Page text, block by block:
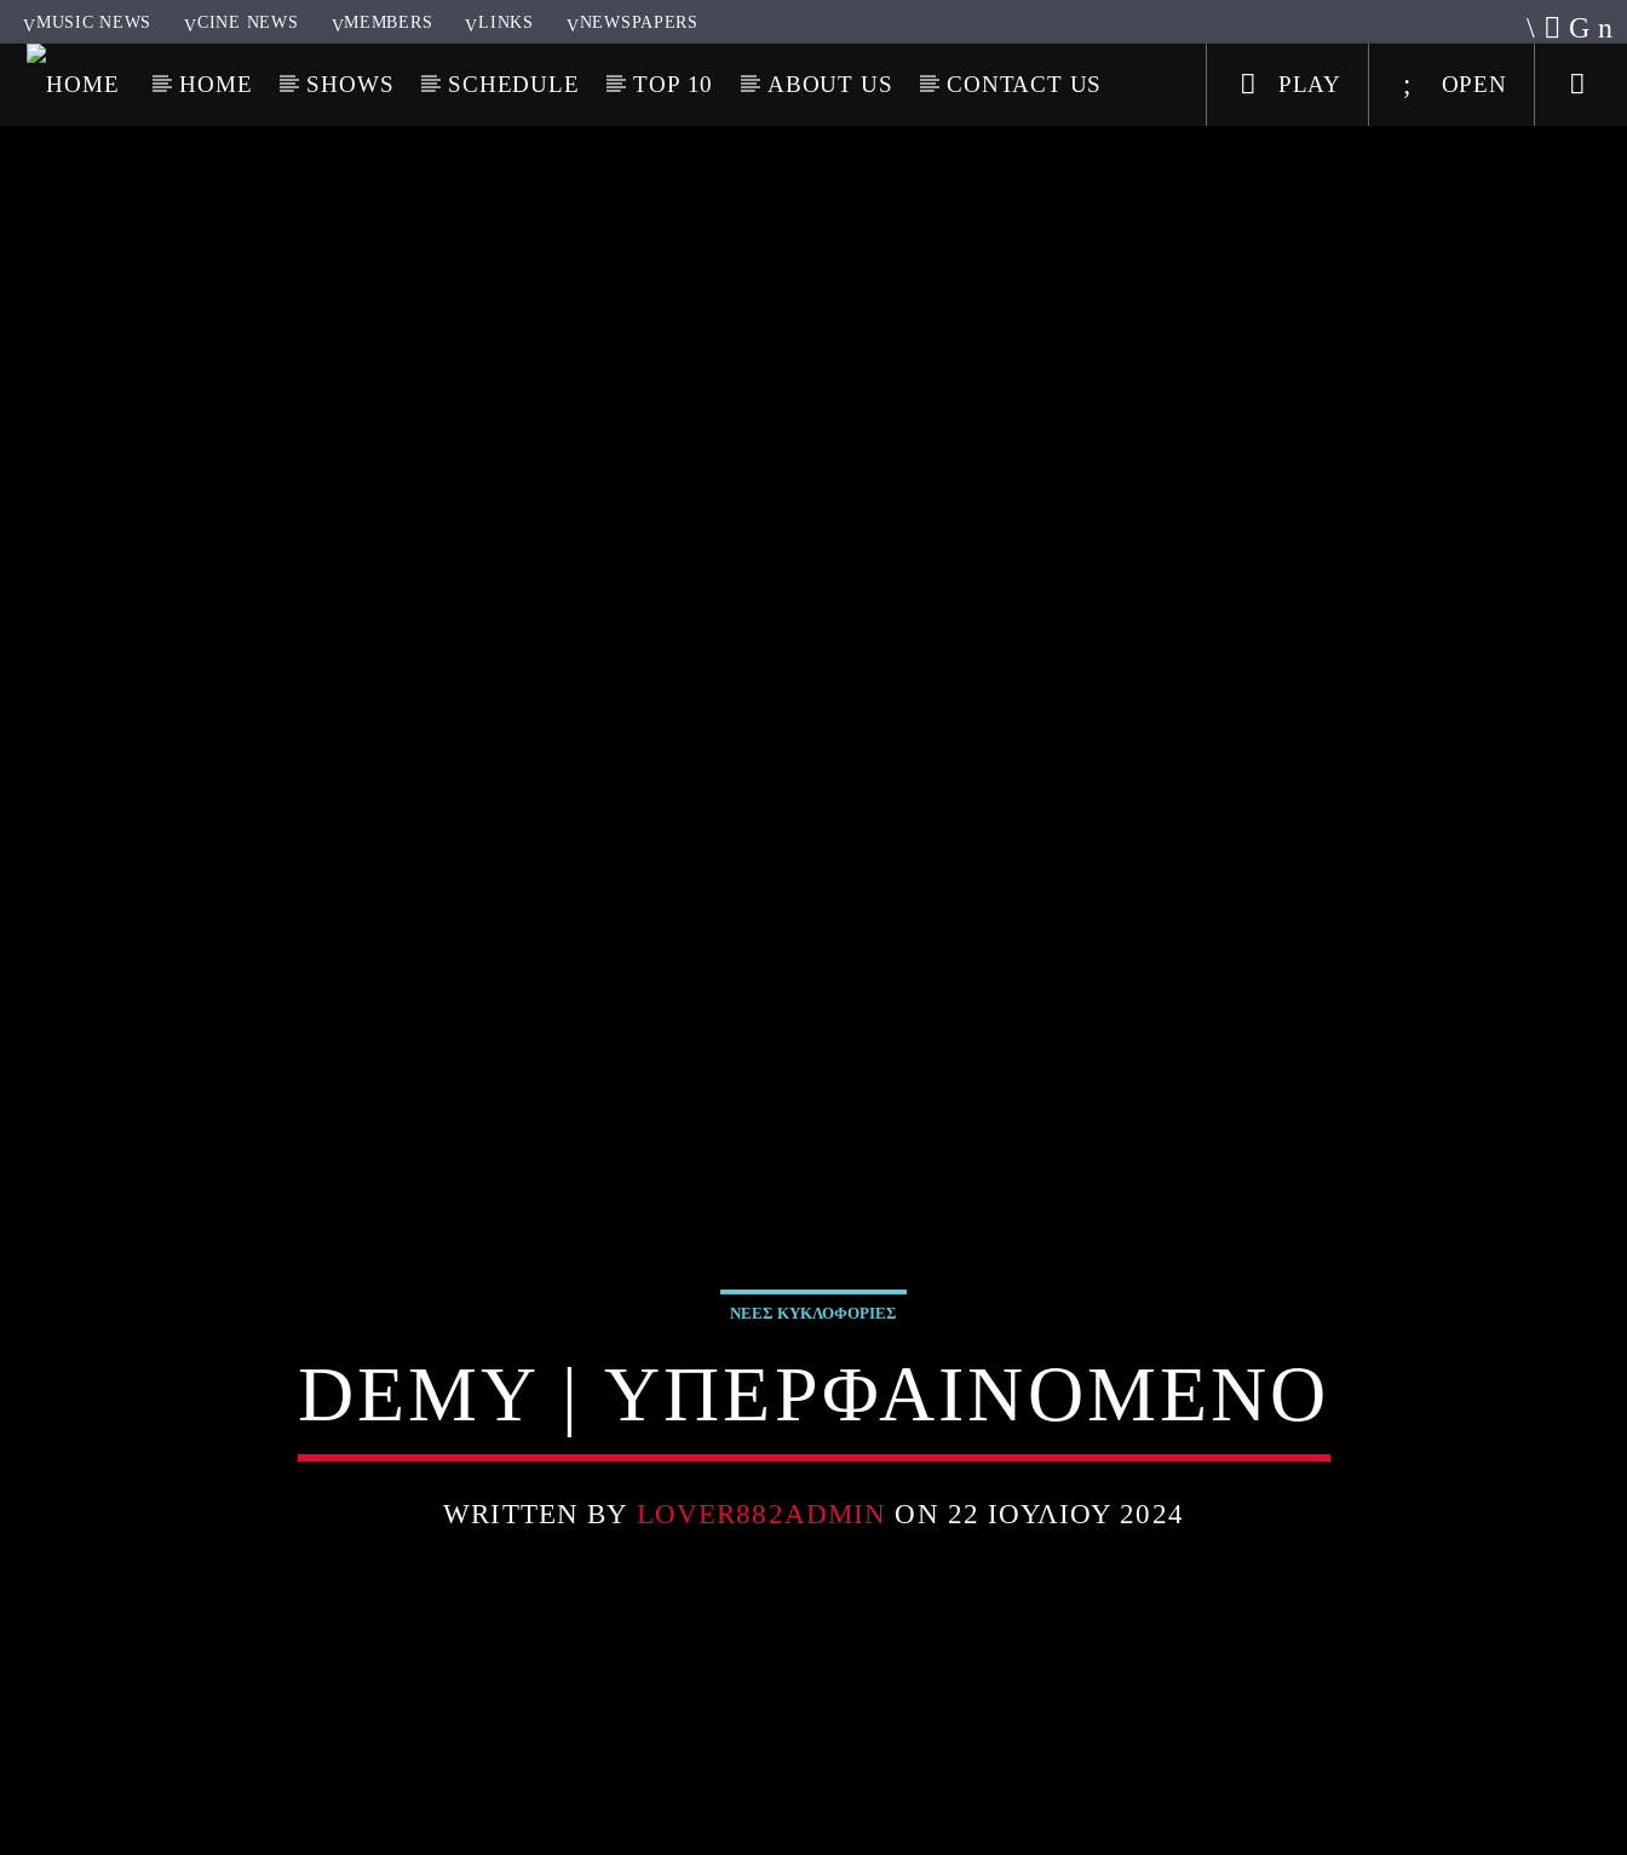
MUSIC NEWS CINE NEWS MEMBERS LINKS NEWSPAPERS
HOME SHOWS SCHEDULE TOP 10 ABOUT US CONTACT US OPEN
PLAY
ΝΕΕΣ ΚΥΚΛΟΦΟΡΙΕΣ
DEMY | ΥΠΕΡΦΑΙΝΟΜΕΝΟ
WRITTEN BY LOVER882ADMIN ON 22 ΙΟΥΛΊΟΥ 2024